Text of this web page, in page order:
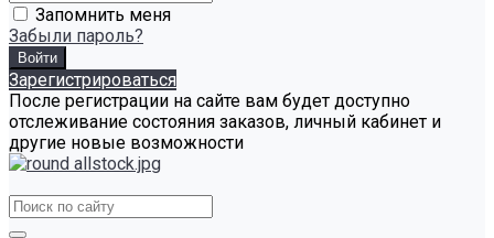
Запомнить меня
Забыли пароль?
Зарегистрироваться
После регистрации на сайте вам будет доступно
отслеживание состояния заказов, личный кабинет и
другие новые возможности